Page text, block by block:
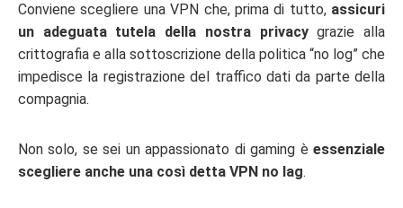
Conviene scegliere una VPN che, prima di tutto, assicuri
un adeguata tutela della nostra privacygrazie alla
crittografia e alla sottoscrizione della politica “no log” che
impedisce la registrazione del traffico dati da parte della
compagnia.
Non solo, se sei un appassionato di gaming è essenziale
scegliere anche una così detta VPN no lag.